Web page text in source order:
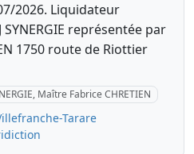
2026. Liquidateur
SYNERGIE représentée par
1750 route de Riottier
Maître Fabrice CHRETIEN
Tarare